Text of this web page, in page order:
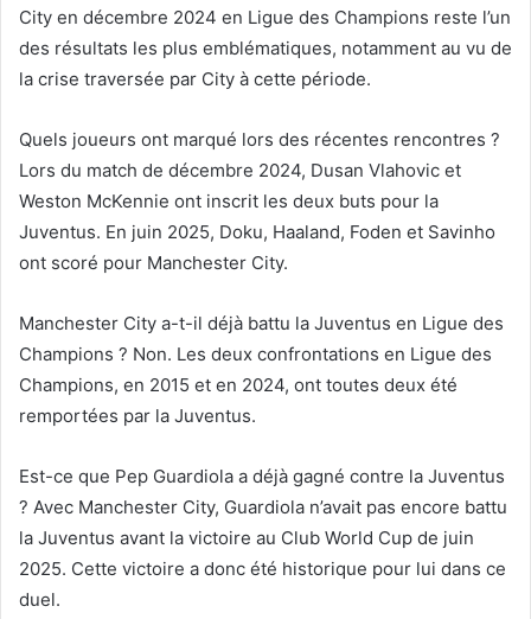
City en décembre 2024 en Ligue des Champions reste l’un
des résultats les plus emblématiques, notamment au vu de
la crise traversée par City à cette période.
Quels joueurs ont marqué lors des récentes rencontres ?
Lors du match de décembre 2024, Dusan Vlahovic et
Weston McKennie ont inscrit les deux buts pour la
Juventus. En juin 2025, Doku, Haaland, Foden et Savinho
ont scoré pour Manchester City.
Manchester City a-t-il déjà battu la Juventus en Ligue des
Champions ? Non. Les deux confrontations en Ligue des
Champions, en 2015 et en 2024, ont toutes deux été
remportées par la Juventus.
Est-ce que Pep Guardiola a déjà gagné contre la Juventus
? Avec Manchester City, Guardiola n’avait pas encore battu
la Juventus avant la victoire au Club World Cup de juin
2025. Cette victoire a donc été historique pour lui dans ce
duel.